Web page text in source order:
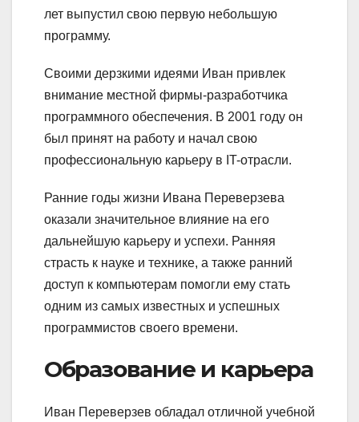
лет выпустил свою первую небольшую
программу.
Своими дерзкими идеями Иван привлек
внимание местной фирмы-разработчика
программного обеспечения. В 2001 году он
был принят на работу и начал свою
профессиональную карьеру в IT-отрасли.
Ранние годы жизни Ивана Переверзева
оказали значительное влияние на его
дальнейшую карьеру и успехи. Ранняя
страсть к науке и технике, а также ранний
доступ к компьютерам помогли ему стать
одним из самых известных и успешных
программистов своего времени.
Образование и карьера
Иван Переверзев обладал отличной учебной